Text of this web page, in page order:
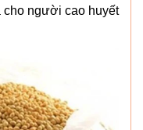
cho người cao huyết